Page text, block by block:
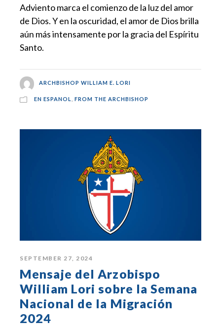
Adviento marca el comienzo de la luz del amor
de Dios. Y en la oscuridad, el amor de Dios brilla
aún más intensamente por la gracia del Espíritu
Santo.
ARCHBISHOP WILLIAM E. LORI
EN ESPANOL FROM THE ARCHBISHOP
SEPTEMBER 27, 2024
Mensaje del Arzobispo
William Lori sobre la Semana
Nacional de la Migración
2024